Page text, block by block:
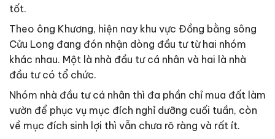
tốt.
Theo ông Khương, hiện nay khu vực Đồng bằng sông
Cửu Long đang đón nhận dòng đầu tư từ hai nhóm
khác nhau. Một là nhà đầu tư cá nhân và hai là nhà
đầu tư có tổ chức.
Nhóm nhà đầu tư cá nhân thì đa phần chỉ mua đất làm
vườn để phục vụ mục đích nghỉ dưỡng cuối tuần, còn
về mục đích sinh lợi thì vẫn chưa rõ ràng và rất ít.